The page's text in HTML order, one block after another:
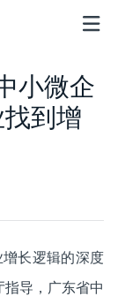
小微企
到增
增长逻辑的深度
导，广东省中